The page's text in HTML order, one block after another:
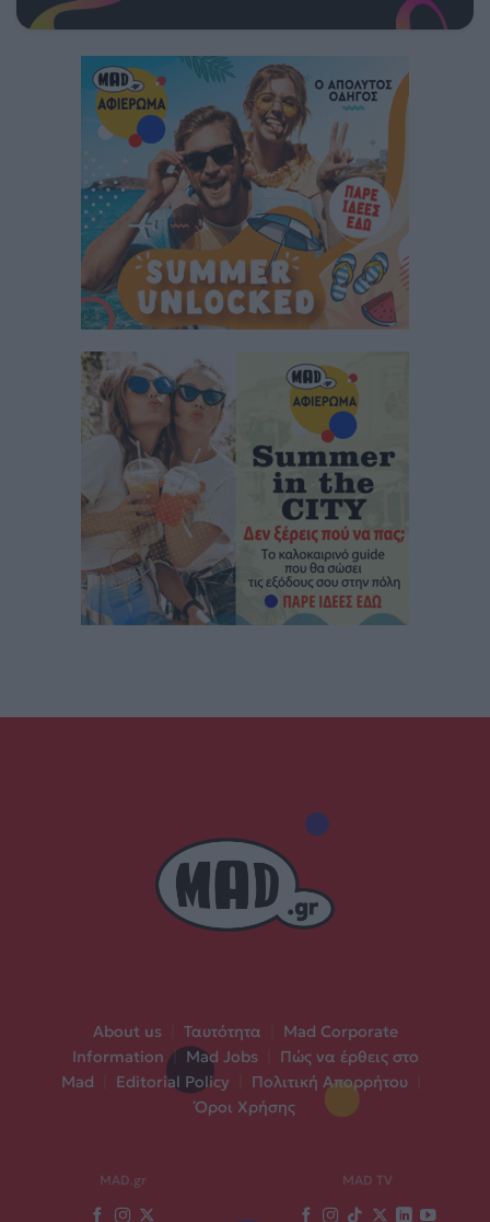
About us Ταυτότητα
Mad Corporate
Information | Mad Jobs
Πώς να έρθεις στο
Mad
Editorial Policy Πολιτική Απορρήτου
Όροι Χρήσης
MAD.gr MAD TV